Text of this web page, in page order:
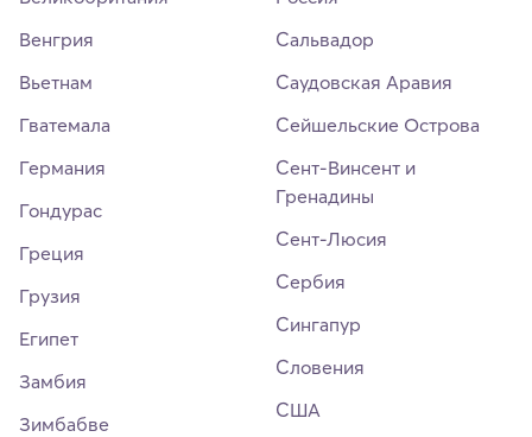
Венгрия
Вьетнам
Гватемала
Германия
Гондурас
Греция
Грузия
Египет
Замбия
Зимбабве
Сальвадор
Саудовская Аравия
Сейшельские Острова
Сент-Винсент и
Гренадины
Сент-Люсия
Сербия
Сингапур
Словения
США